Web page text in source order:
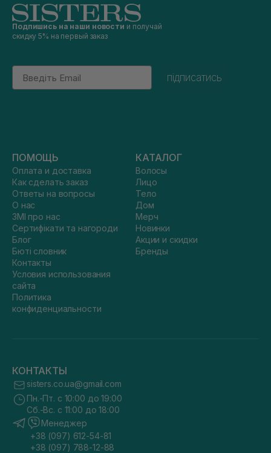
Подпишись на наши новости и получай
скидку 5% на первый заказ
Email
підписатись
ПОМОЩЬ
Оплата и доставка
Как сделать заказ
Ответы на вопросы
О нас
ЗМІ про нас
Сертифікати та нагороди
Блог
Бюті словник
Контакты
Условия использования
сайта
Политика
конфиденциальности
КАТАЛОГ
Волосы
Лицо
Тело
Дом
Мерч
Новинки
Акции и скидки
Бренды
КОНТАКТЫ
sisters.co.ua@gmail.com
Пн.-Пт. с 10:00 до 19:00
Сб.-Вс. с 11:00 до 18:00
Менеджер
+38 (097) 612-54-81
+38 (097) 788-12-88